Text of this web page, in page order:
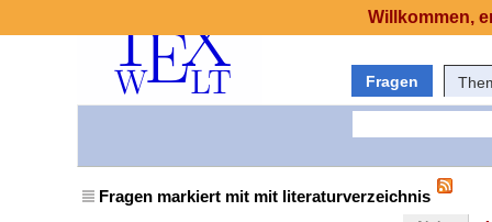
Fragen
Fragen markiert mit mit literaturverzeichnis
Willkommen,